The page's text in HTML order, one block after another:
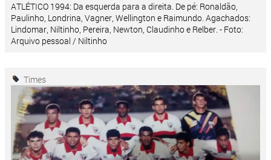
ATLÉTICO 1994: Da esquerda para a direita. De pé: Ronaldão,
Paulinho, Londrina, Vagner, Wellington e Raimundo. Agachados:
Lindomar, Niltinho, Pereira, Newton, Claudinho e Relber. - Foto:
Arquivo pessoal / Niltinho
Times